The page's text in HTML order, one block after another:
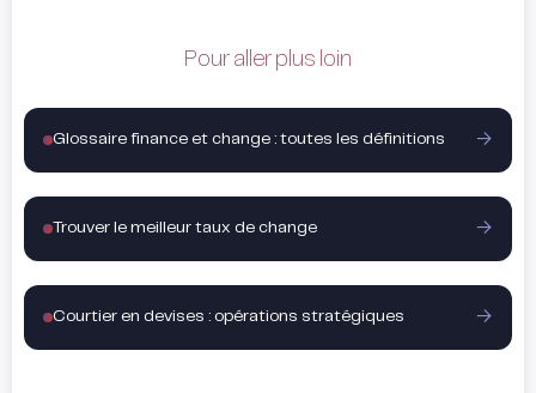
Pour aller plus loin
Glossaire finance et change : toutes les définitions
Trouver le meilleur taux de change
Courtier en devises : opérations stratégiques